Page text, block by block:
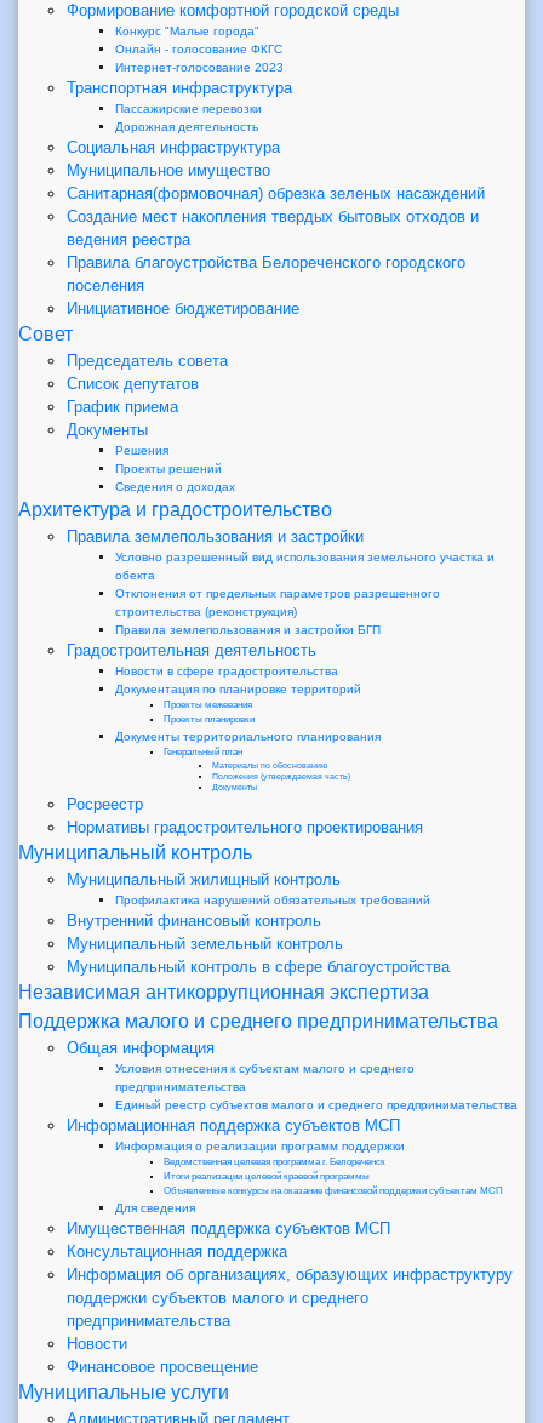
Формирование комфортной городской среды
Конкурс "Малые города"
Онлайн - голосование ФКГС
Интернет-голосование 2023
Транспортная инфраструктура
Пассажирские перевозки
Дорожная деятельность
Социальная инфраструктура
Муниципальное имущество
Санитарная(формовочная) обрезка зеленых насаждений
Создание мест накопления твердых бытовых отходов и
ведения реестра
Правила благоустройства Белореченского городского
поселения
Инициативное бюджетирование
Совет
Председатель совета
Список депутатов
График приема
Документы
Решения
Проекты решений
Сведения о доходах
Архитектура и градостроительство
Правила землепользования и застройки
Условно разрешенный вид использования земельного участка и
обекта
Отклонения от предельных параметров разрешенного
строительства (реконструкция)
Правила землепользования и застройки БГП
Градостроительная деятельность
Новости в сфере градостроительства
Документация по планировке территорий
Проекты межевания
Проекты планировки
Документы территориального планирования
Генеральный план
Материалы по обоснованию
Положения (утверждаемая часть)
Документы
Росреестр
Нормативы градостроительного проектирования
Муниципальный контроль
Муниципальный жилищный контроль
Профилактика нарушений обязательных требований
Внутренний финансовый контроль
Муниципальный земельный контроль
Муниципальный контроль в сфере благоустройства
Независимая антикоррупционная экспертиза
Поддержка малого и среднего предпринимательства
Общая информация
Условия отнесения к субъектам малого и среднего
предпринимательства
Единый реестр субъектов малого и среднего предпринимательства
Информационная поддержка субъектов МСП
Информация о реализации программ поддержки
Ведомственная целевая программа г. Белореченск
Итоги реализации целевой краевой программы
Объявленные конкурсы на оказание финансовой поддержки субъектам МСП
Для сведения
Имущественная поддержка субъектов МСП
Консультационная поддержка
Информация об организациях, образующих инфраструктуру
поддержки субъектов малого и среднего
предпринимательства
Новости
Финансовое просвещение
Муниципальные услуги
Административный регламент